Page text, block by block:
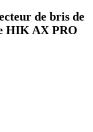
de bris de
HIK AX PRO